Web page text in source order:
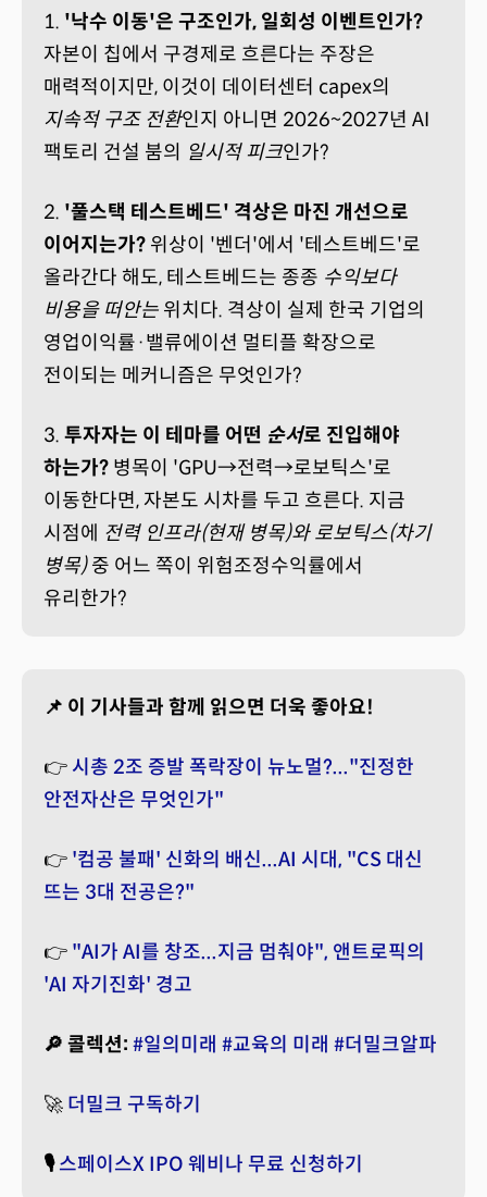
1. '낙수 이동'은 구조인가, 일회성 이벤트인가?
자본이 칩에서 구경제로 흐른다는 주장은
매력적이지만, 이것이 데이터센터 capex의
지속적 구조 전환인지 아니면 2026~2027년 AI
팩토리 건설 붐의 일시적 피크인가?
2. '풀스택 테스트베드' 격상은 마진 개선으로
이어지는가? 위상이 '벤더'에서 '테스트베드'로
올라간다 해도, 테스트베드는 종종 수익보다
비용을 떠안는 위치다. 격상이 실제 한국 기업의
영업이익률·밸류에이션 멀티플 확장으로
전이되는 메커니즘은 무엇인가?
3. 투자자는 이 테마를 어떤 순서로 진입해야
하는가? 병목이 'GPU→전력→로보틱스'로
이동한다면, 자본도 시차를 두고 흐른다. 지금
시점에 전력 인프라(현재 병목)와 로보틱스(차기
병목)중 어느 쪽이 위험조정수익률에서
유리한가?
📌 이 기사들과 함께 읽으면 더욱 좋아요!
👉 시총 2조 증발 폭락장이 뉴노멀?..."진정한
안전자산은 무엇인가"
👉 '컴공 불패' 신화의 배신...AI 시대, "CS 대신
뜨는 3대 전공은?"
👉 "AI가 AI를 창조...지금 멈춰야", 앤트로픽의
'AI 자기진화' 경고
🔎 콜렉션: #일의미래 #교육의 미래 #더밀크알파
🚀 더밀크 구독하기
🎙️스페이스X IPO 웨비나 무료 신청하기